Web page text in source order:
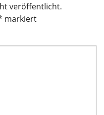
veröffentlicht.
markiert